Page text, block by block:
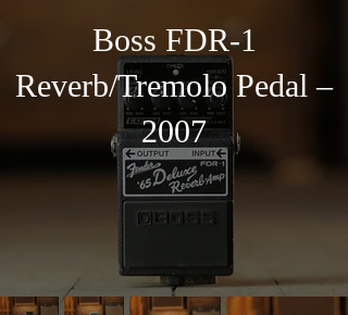
Boss FDR-1
Reverb/Tremolo Pedal –
2007